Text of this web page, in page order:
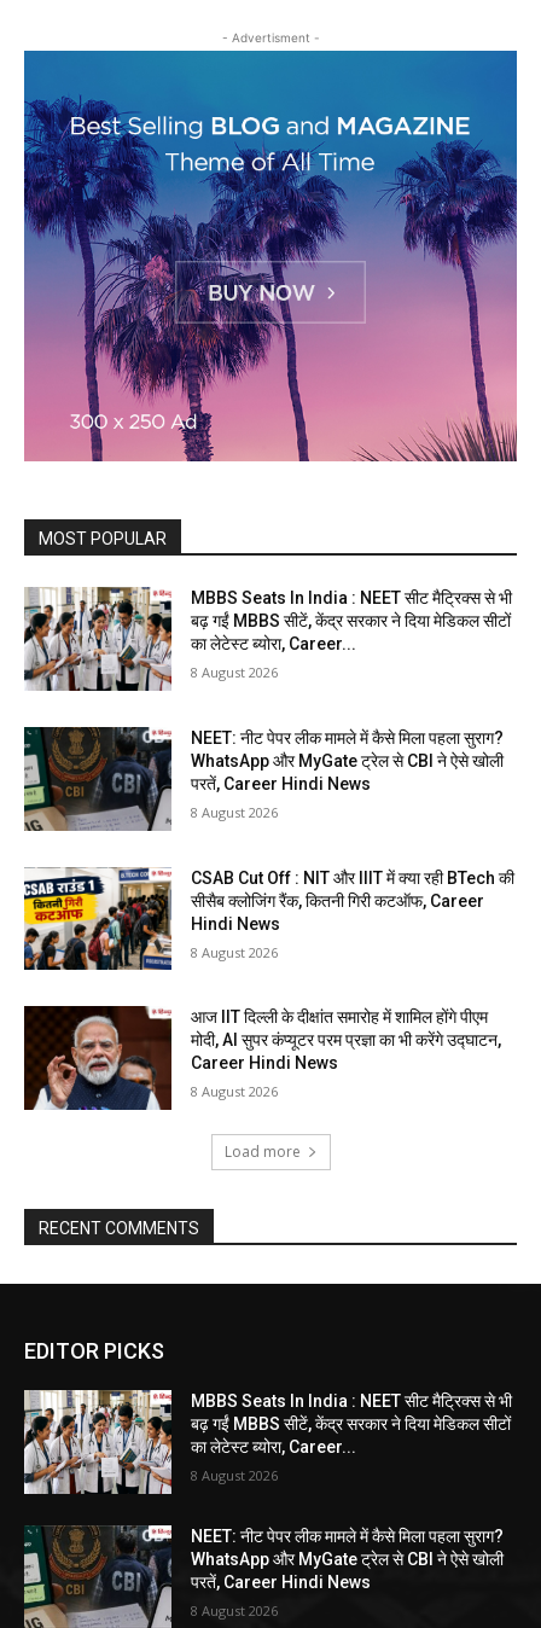
- Advertisment -
MOST POPULAR
MBBS Seats In India : NEET सीट मैट्रिक्स से भी
बढ़ गईं MBBS सीटें, केंद्र सरकार ने दिया मेडिकल सीटों
का लेटेस्ट ब्योरा, Career...
8 August 2026
NEET: नीट पेपर लीक मामले में कैसे मिला पहला सुराग?
WhatsApp और MyGate ट्रेल से CBI ने ऐसे खोली
परतें, Career Hindi News
8 August 2026
CSAB Cut Off : NIT और IIIT में क्या रही BTech की
सीसैब क्लोजिंग रैंक, कितनी गिरी कटऑफ, Career
Hindi News
8 August 2026
आज IIT दिल्ली के दीक्षांत समारोह में शामिल होंगे पीएम
मोदी, AI सुपर कंप्यूटर परम प्रज्ञा का भी करेंगे उद्घाटन,
Career Hindi News
8 August 2026
Load more
RECENT COMMENTS
EDITOR PICKS
MBBS Seats In India : NEET सीट मैट्रिक्स से भी
बढ़ गईं MBBS सीटें, केंद्र सरकार ने दिया मेडिकल सीटों
का लेटेस्ट ब्योरा, Career...
8 August 2026
NEET: नीट पेपर लीक मामले में कैसे मिला पहला सुराग?
WhatsApp और MyGate ट्रेल से CBI ने ऐसे खोली
परतें, Career Hindi News
8 August 2026